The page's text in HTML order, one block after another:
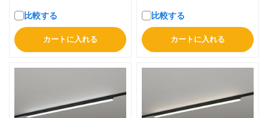
比較する
カートに入れる
比較する
カートに入れる